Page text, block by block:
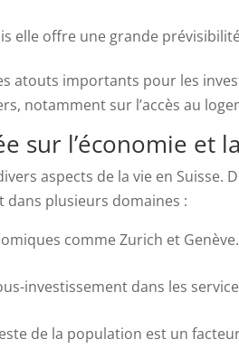
elle offre une grande
atouts importants pour les
notamment sur l’accès au
sur l’économie et
aspects de la vie en Suisse.
dans plusieurs domaines :
comme Zurich et
investissement dans les
de la population est un